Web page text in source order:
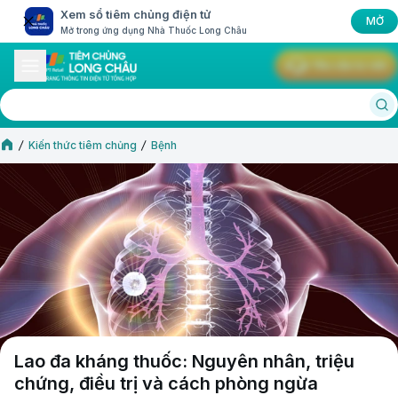
Xem sổ tiêm chủng điện tử
Mở trong ứng dụng Nhà Thuốc Long Châu
MỞ
Kiến thức tiêm chủng Bệnh
Lao đa kháng thuốc: Nguyên nhân, triệu
chứng, điều trị và cách phòng ngừa